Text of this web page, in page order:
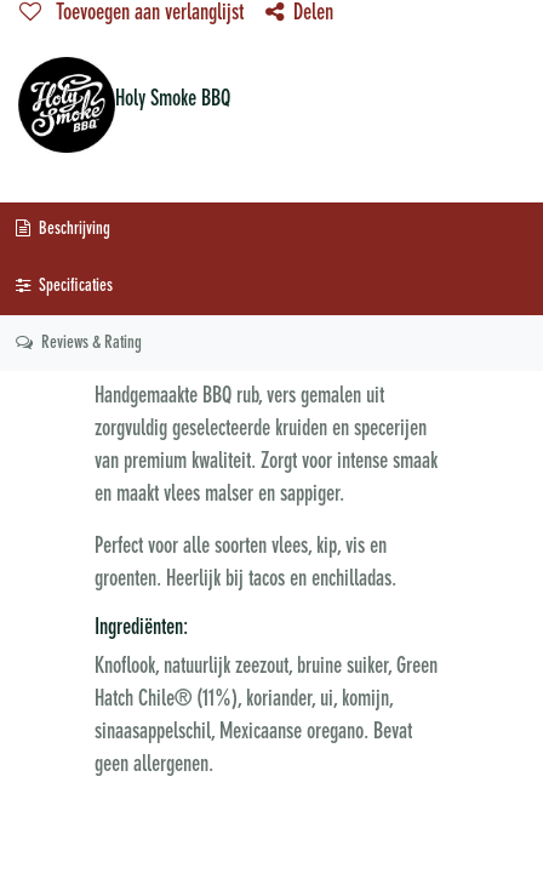
Toevoegen aan verlanglijst Delen
Holy Smoke BBQ
Beschrijving
Specificaties
Reviews & Rating
Handgemaakte BBQ rub, vers gemalen uit
zorgvuldig geselecteerde kruiden en specerijen
van premium kwaliteit. Zorgt voor intense smaak
en maakt vlees malser en sappiger.
Perfect voor alle soorten vlees, kip, vis en
groenten. Heerlijk bij tacos en enchilladas.
Ingrediënten:
Knoflook, natuurlijk zeezout, bruine suiker, Green
Hatch Chile® (11%), koriander, ui, komijn,
sinaasappelschil, Mexicaanse oregano. Bevat
geen allergenen.